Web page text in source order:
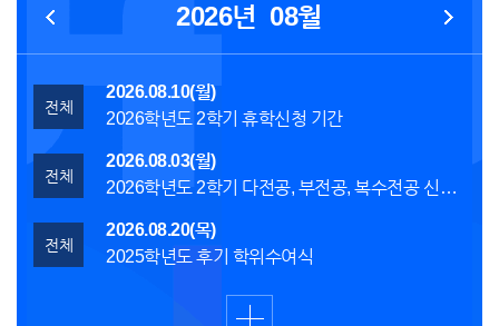
2026년 08월
전체
2026.08.10(월)
2026학년도 2학기 휴학신청 기간
전체
2026.08.03(월)
2026학년도 2학기 다전공, 부전공, 복수전공 신청 기간
전체
2026.08.20(목)
2025학년도 후기 학위수여식